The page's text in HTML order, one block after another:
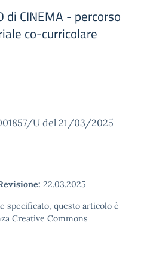
di CINEMA - percorso
co-curricolare
U del 21/03/2025
22.03.2025
specificato, questo articolo è
Creative Commons